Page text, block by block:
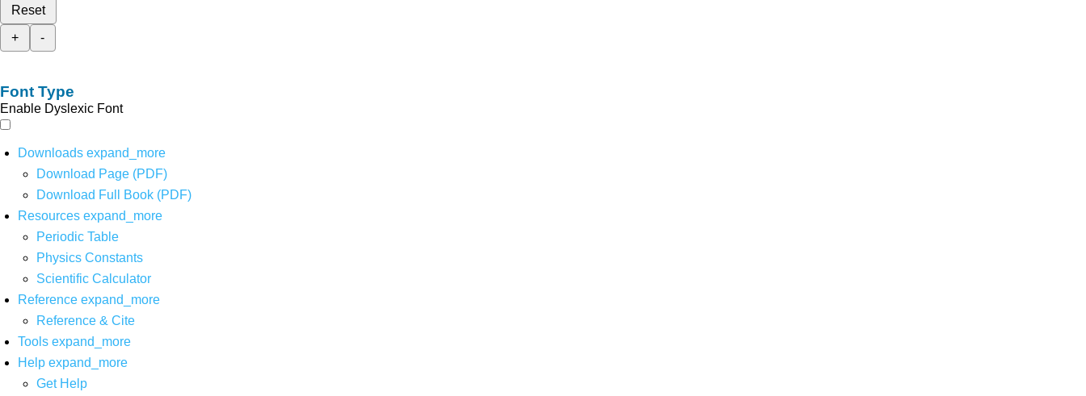
Reset
+
-
Font Type
Enable Dyslexic Font
Downloads expand_more
Download Page (PDF)
Download Full Book (PDF)
Resources expand_more
Periodic Table
Physics Constants
Scientific Calculator
Reference expand_more
Reference & Cite
Tools expand_more
Help expand_more
Get Help